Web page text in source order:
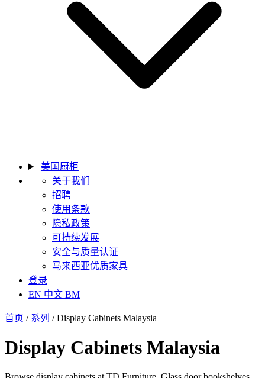
美国厨柜
关于我们
招聘
使用条款
隐私政策
可持续发展
安全与质量认证
马来西亚优质家具
登录
EN 中文 BM
首页 / 系列 / Display Cabinets Malaysia
Display Cabinets Malaysia